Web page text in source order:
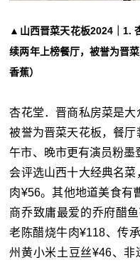
▲山西晋菜天花板2024｜1.
续两年上榜餐厅，被誉为晋
香蕉）
杏花堂．晋商私房菜是大
被誉为晋菜天花板，餐厅
午市、晚市更有演员粉墨
会评选山西十大经典名
肉¥56。其他地道美食有
商乔致庸最爱的乔府醋
老陈醋烧牛肉¥118、传
州黄小米土豆丝¥46、